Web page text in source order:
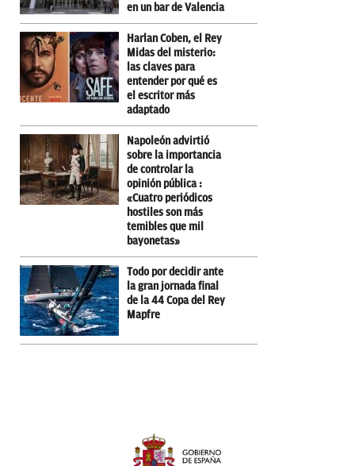
en un bar de Valencia
Harlan Coben, el Rey
Midas del misterio:
las claves para
entender por qué es
el escritor más
adaptado
Napoleón advirtió
sobre la importancia
de controlar la
opinión pública :
«Cuatro periódicos
hostiles son más
temibles que mil
bayonetas»
Todo por decidir ante
la gran jornada final
de la 44 Copa del Rey
Mapfre